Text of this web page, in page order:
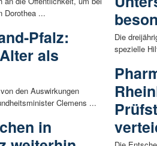
Dorothea ...
Pfalz:
als
den Auswirkungen
Clemens ...
in
Die
spezielle